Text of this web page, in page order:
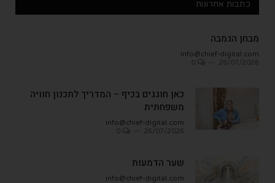
כתבות אחרונות
מבחן הגמבה
info@chief-digital.com
כאן חוגגים בכיף – המדריך לתכנון חוויה
משפחתית
info@chief-digital.com
שער הדמעות
info@chief-digital.com